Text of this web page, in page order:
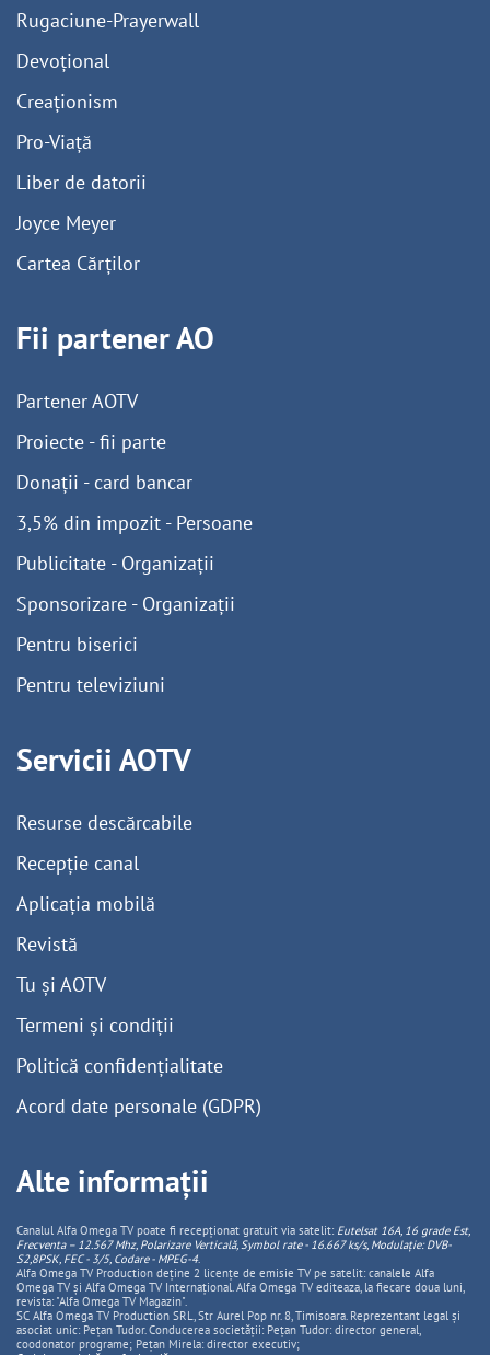
Rugaciune-Prayerwall
Devoțional
Creaționism
Pro-Viață
Liber de datorii
Joyce Meyer
Cartea Cărților
Fii partener AO
Partener AOTV
Proiecte - fii parte
Donații - card bancar
3,5% din impozit - Persoane
Publicitate - Organizații
Sponsorizare - Organizații
Pentru biserici
Pentru televiziuni
Servicii AOTV
Resurse descărcabile
Recepție canal
Aplicația mobilă
Revistă
Tu și AOTV
Termeni și condiții
Politică confidențialitate
Acord date personale (GDPR)
Alte informații
Canalul Alfa Omega TV poate fi recepționat gratuit via satelit: Eutelsat 16A, 16 grade Est,
Frecventa – 12.567 Mhz, PolarizareVerticală, Symbol rate - 16.667 ks/s, Modulație: DVB-
S2,8PSK, FEC - 3/5, Codare - MPEG-4.
Alfa Omega TV Production deține 2 licențe de emisie TV pe satelit: canalele Alfa
Omega TV și Alfa Omega TV Internațional. Alfa Omega TV editeaza, la fiecare doua luni,
revista: "Alfa Omega TV Magazin".
SC Alfa Omega TV Production SRL, Str Aurel Pop nr. 8, Timisoara. Reprezentant legal și
asociat unic: Pețan Tudor. Conducerea societății: Pețan Tudor: director general,
coodonator programe; Pețan Mirela: director executiv;